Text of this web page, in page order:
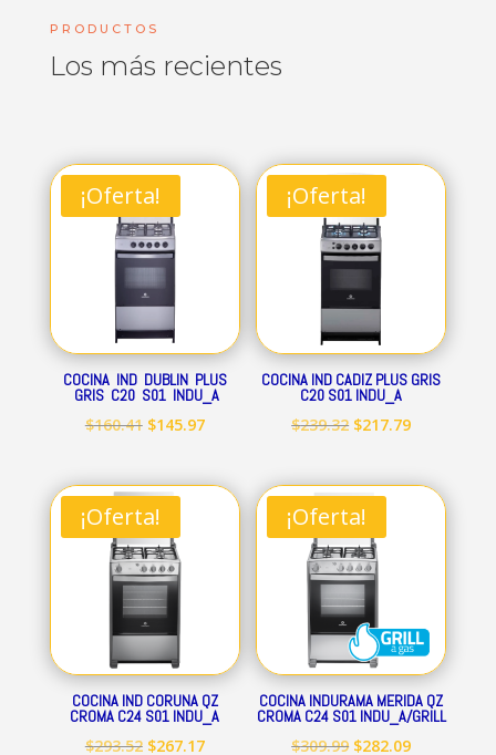
PRODUCTOS
Los más recientes
¡Oferta!
COCINA IND DUBLIN PLUS
GRIS C20 S01 INDU_A
$160.41 El
original
era:
$160.41.
$145.97El
actual
¡Oferta!
COCINA IND CADIZ PLUS GRIS
C20 S01 INDU_A
$239.32 El
original
era:
$239.32.
$217.79El
actual
¡Oferta!
COCINA IND CORUNA QZ
CROMA C24 S01 INDU_A
$293.52 El
$267.17El
¡Oferta!
COCINA INDURAMA MERIDA QZ
CROMA C24 S01 INDU_A/GRILL
$309.99 El
$282.09El